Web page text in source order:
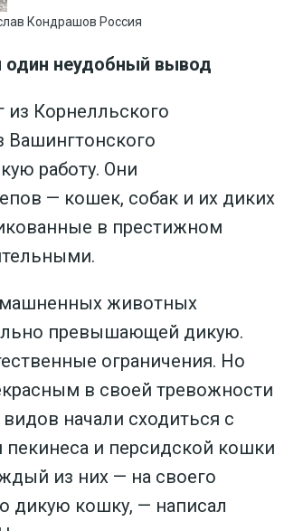
Кондрашов Россия
один неудобный вывод
Корнелльского
Вашингтонского
работу. Они
— кошек, собак и их диких
в престижном
животных
превышающей дикую.
ограничения. Но
в своей тревожности
начали сходиться с
пекинеса и персидской кошки
из них — на своего
дикую кошку, — написал